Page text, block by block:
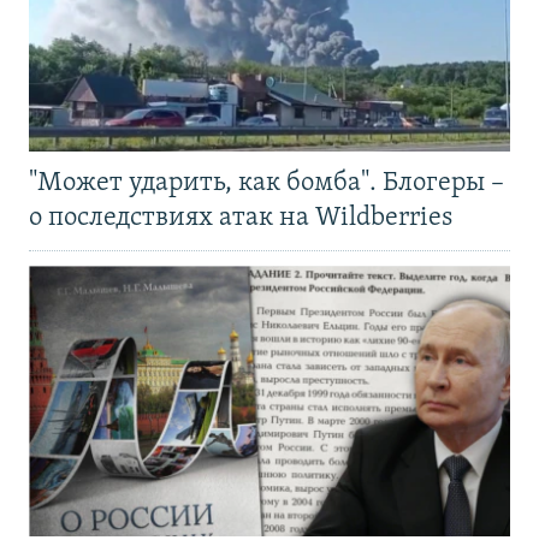
"Может ударить, как бомба". Блогеры –
о последствиях атак на Wildberries